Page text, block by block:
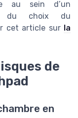
au sein d’un
du choix du
cet article sur la
de
en